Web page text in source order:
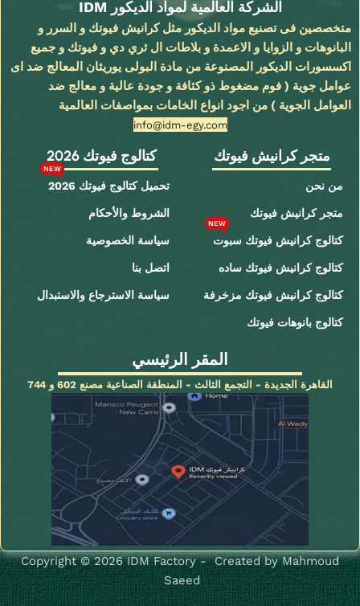
الشركة العالمية لمواد الديكور IDM
متخصصين فى تصنيع مواد الديكور مثل كرانيش فيوتك و السرر و
البانوهات و الزوايا و الاعمدة و بلاطات ال ثري دي و فيوتك و جميع
اكسسورات الديكور المصنوعة من مادة البولى يوريثان المعالج ضد اى
عوامل جوية ( فوم مضغوط ذو كثافة و جودة عالية و معالج ضد
العوامل الجوية ) من اجود انواع الخامات بمواصفات العالمية
info@idm-egy.com
متجر كرانيش فيوتك
من نحن
متجر كرانيش فيوتك
كتالوج كرانيش فيوتك سبوت
NEW
كتالوج كرانيش فيوتك ساده
كتالوج كرانيش فيوتك مزخرفة
كتالوج بانوهات فيوتك
كتالوج فيوتك 2026
تحميل كتالوج فيوتك 2026
NEW
الشروط والأحكام
سياسة الخصوصية
اتصل بنا
سياسة الاسترجاع والاستبدال
المقر الرئيسي
القاهرة الجديدة - التجمع الثالث - المنطقة الصناعية مصنع 602 و 744
Copyright © 2026 IDM Factory - Created by Mahmoud
Saeed